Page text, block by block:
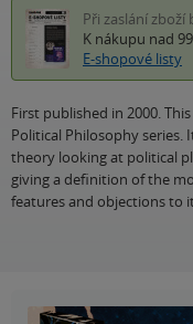
Při zaslání zboží
K nákupu nad
E-shopové listy
First published in 2000.
Political Philosophy
theory looking at political
giving a definition of the
features and objections to